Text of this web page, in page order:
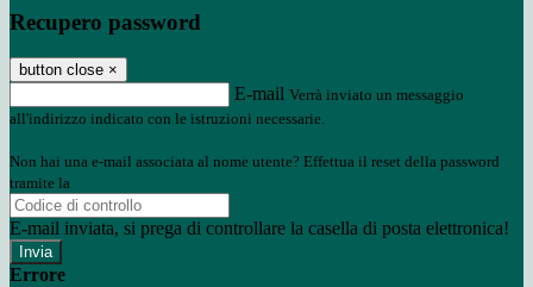
Recupero password
button close ×
E-mail Verrà inviato un messaggio
all'indirizzo indicato con le istruzioni necessarie.
Non hai una e-mail associata al nome utente? Effettua il reset della password
tramite la
E-mail inviata, si prega di controllare la casella di posta elettronica!
Errore